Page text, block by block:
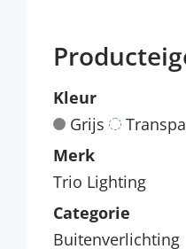
Kleur
Grijs
Merk
Trio Lighting
Categorie
Buitenverlichting